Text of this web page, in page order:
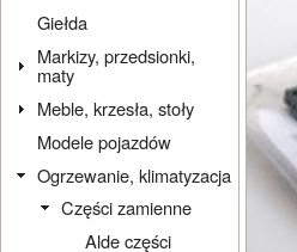
Giełda
Markizy, przedsionki,
maty
Meble, krzesła, stoły
Modele pojazdów
Ogrzewanie, klimatyzacja
Części zamienne
Alde części